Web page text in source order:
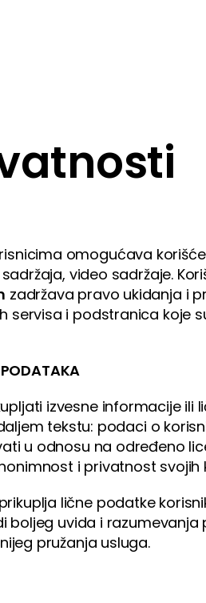
omogućava
video sadržaje.
zadržava pravo ukidanja i
servisa i podstranica koje
izvesne informacije
tekstu: podaci o
u odnosu na određeno
i privatnost svojih
lične podatke
boljeg uvida i
pružanja usluga.